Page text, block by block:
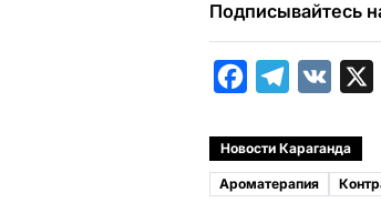
Подписывайтесь
c
e
l
e
Новости Караганда
Ароматерапия